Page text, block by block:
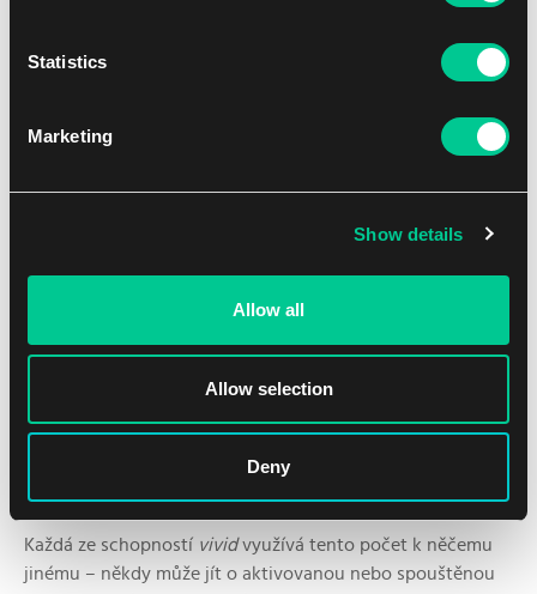
Statistics
Marketing
Show details
Allow all
Allow selection
Deny
označení schopností, které zajímá počet barev mezi
permanenty na vašem stole. Je tedy přímou analogií
Každá ze schopností vividvyužívá tento počet k něčemu
jinému – někdy může jít o aktivovanou nebo spouštěnou